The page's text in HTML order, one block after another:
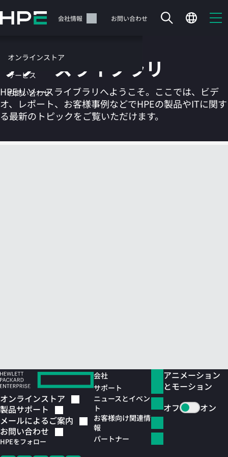
イ
テ
ツ
に
ス
ッ
サポート 会社情報 お問い合わせ
オンラインストア
サービス
お問い合わせ
カートは空です
リソースライブラリ
HPEリソースライブラリへようこそ。ここでは、ビデ
オ、レポート、お客様事例などでHPEの製品やITに関す
る最新のトピックをご覧いただけます。
オンラインストア
製品サポート
メールによるご案内
お問い合わせ
HPEをフォロー
会社
サポート
ニュースとイベン
ト
お客様向け関連情
報
パートナー
アニメーション
とモーション
オフ
オン